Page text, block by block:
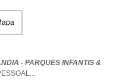
- PARQUES INFANTIS &
...